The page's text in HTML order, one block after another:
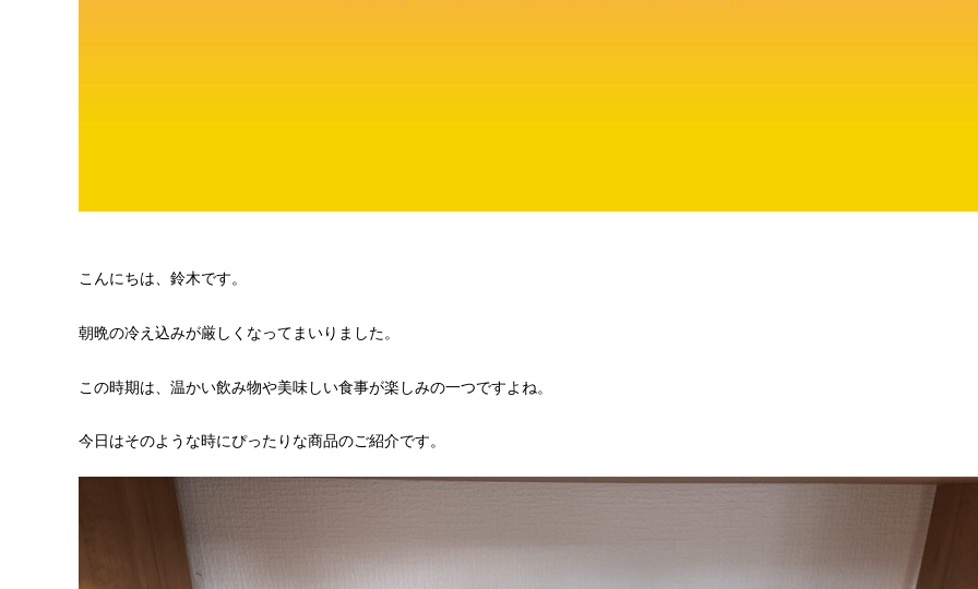
こんにちは、鈴木です。
朝晩の冷え込みが厳しくなってまいりました。
この時期は、温かい飲み物や美味しい食事が楽しみの一つですよね。
今日はそのような時にぴったりな商品のご紹介です。